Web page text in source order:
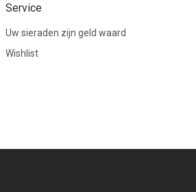
Service
Uw sieraden zijn geld waard
Wishlist